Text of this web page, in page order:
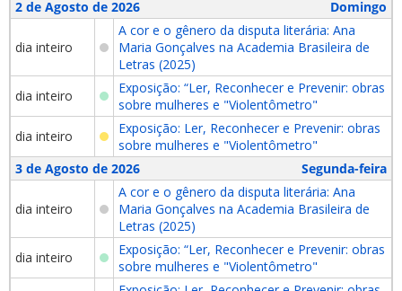
2 de Agosto de 2026
Domingo
dia inteiro
A cor e o gênero da disputa literária: Ana
Maria Gonçalves na Academia Brasileira de
Letras (2025)
dia inteiro
Exposição: “Ler, Reconhecer e Prevenir: obras
sobre mulheres e "Violentômetro"
dia inteiro
Exposição: Ler, Reconhecer e Prevenir: obras
sobre mulheres e "Violentômetro"
3 de Agosto de 2026
Segunda-feira
dia inteiro
A cor e o gênero da disputa literária: Ana
Maria Gonçalves na Academia Brasileira de
Letras (2025)
dia inteiro
Exposição: “Ler, Reconhecer e Prevenir: obras
sobre mulheres e "Violentômetro"